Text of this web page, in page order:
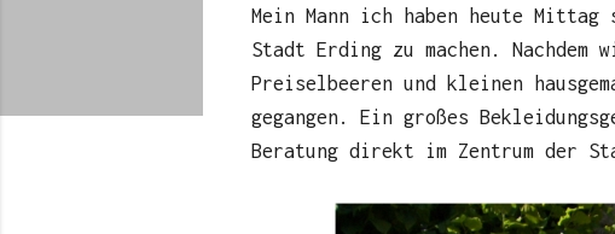
Mein Mann ich haben heute
Stadt Erding zu machen. Nachdem
Preiselbeeren und kleinen
gegangen. Ein großes
Beratung direkt im Zentrum der